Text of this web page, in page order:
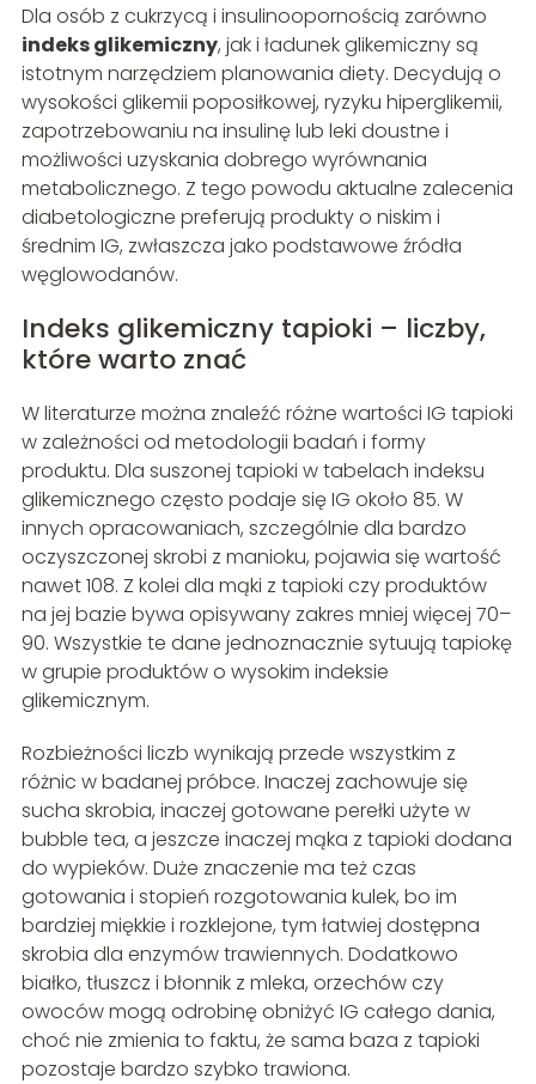
Dla osób z cukrzycą i insulinoopornością zarówno
indeks glikemiczny, jak i ładunek glikemiczny są
istotnym narzędziem planowania diety. Decydują o
wysokości glikemii poposiłkowej, ryzyku hiperglikemii,
zapotrzebowaniu na insulinę lub leki doustne i
możliwości uzyskania dobrego wyrównania
metabolicznego. Z tego powodu aktualne zalecenia
diabetologiczne preferują produkty o niskim i
średnim IG, zwłaszcza jako podstawowe źródła
węglowodanów.
Indeks glikemiczny tapioki – liczby,
które warto znać
W literaturze można znaleźć różne wartości IG tapioki
w zależności od metodologii badań i formy
produktu. Dla suszonej tapioki w tabelach indeksu
glikemicznego często podaje się IG około 85. W
innych opracowaniach, szczególnie dla bardzo
oczyszczonej skrobi z manioku, pojawia się wartość
nawet 108. Z kolei dla mąki z tapioki czy produktów
na jej bazie bywa opisywany zakres mniej więcej 70–
90. Wszystkie te dane jednoznacznie sytuują tapiokę
w grupie produktów o wysokim indeksie
glikemicznym.
Rozbieżności liczb wynikają przede wszystkim z
różnic w badanej próbce. Inaczej zachowuje się
sucha skrobia, inaczej gotowane perełki użyte w
bubble tea, a jeszcze inaczej mąka z tapioki dodana
do wypieków. Duże znaczenie ma też czas
gotowania i stopień rozgotowania kulek, bo im
bardziej miękkie i rozklejone, tym łatwiej dostępna
skrobia dla enzymów trawiennych. Dodatkowo
białko, tłuszcz i błonnik z mleka, orzechów czy
owoców mogą odrobinę obniżyć IG całego dania,
choć nie zmienia to faktu, że sama baza z tapioki
pozostaje bardzo szybko trawiona.